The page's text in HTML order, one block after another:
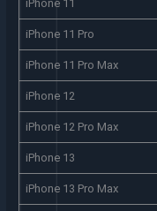
iPhone 11
iPhone 11 Pro
iPhone 11 Pro Max
iPhone 12
iPhone 12 Pro Max
iPhone 13
iPhone 13 Pro Max